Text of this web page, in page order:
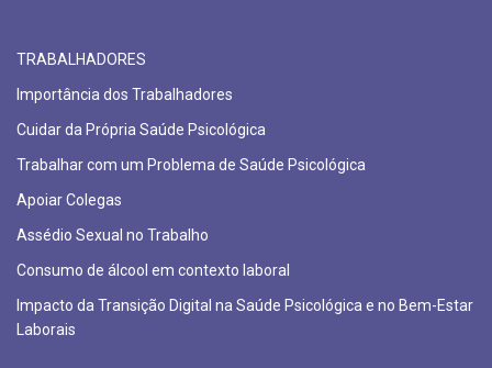
TRABALHADORES
Importância dos Trabalhadores
Cuidar da Própria Saúde Psicológica
Trabalhar com um Problema de Saúde Psicológica
Apoiar Colegas
Assédio Sexual no Trabalho
Consumo de álcool em contexto laboral
Impacto da Transição Digital na Saúde Psicológica e no Bem-Estar
Laborais